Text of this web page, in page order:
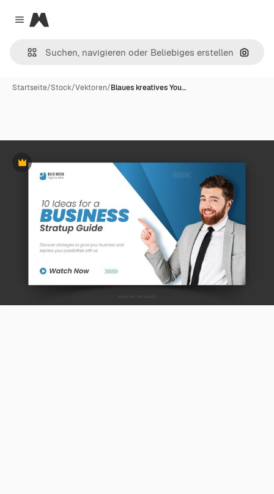
Close menu
Magnific
Nach
Startseite/Stock/Vektoren/Blaues kreatives You…
Premium